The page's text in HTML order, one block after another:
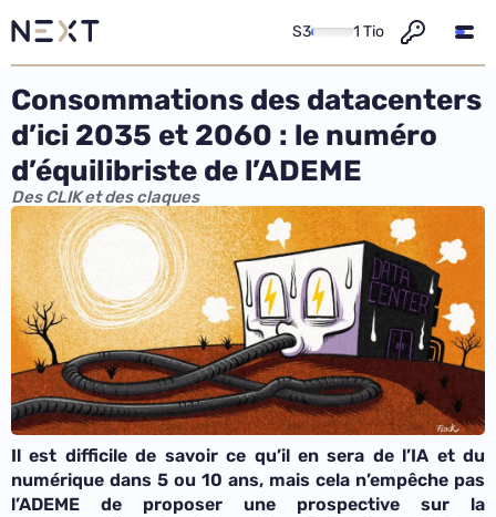
S3 1 Tio
Consommations des datacenters
d’ici 2035 et 2060 : le numéro
d’équilibriste de l’ADEME
Des CLIK et des claques
Il est difficile de savoir ce qu’il en sera de l’IA et du
numérique dans 5 ou 10 ans, mais cela n’empêche pas
l’ADEME de proposer une prospective sur la